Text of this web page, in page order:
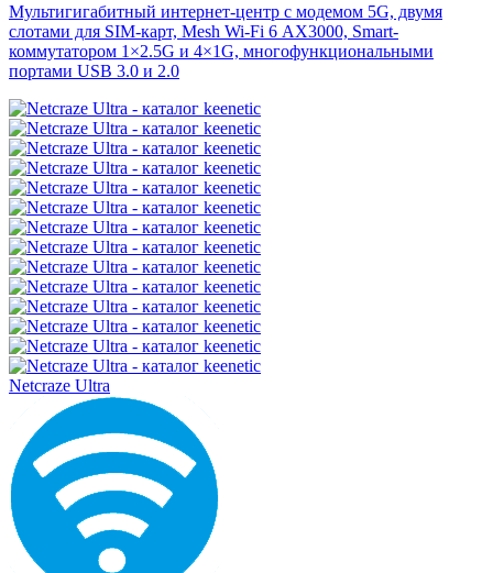
Мультигигабитный интернет-центр с модемом 5G, двумя
слотами для SIM-карт, Mesh Wi-Fi 6 AX3000, Smart-
коммутатором 1×2.5G и 4×1G, многофункциональными
портами USB 3.0 и 2.0
Netcraze Ultra